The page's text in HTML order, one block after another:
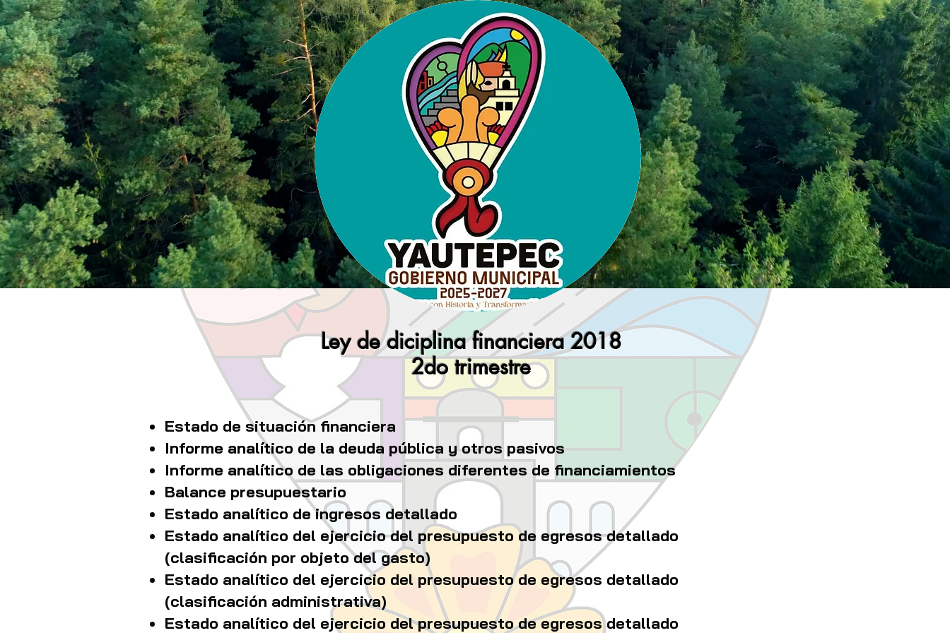
Ley de diciplina financiera 2018
2do trimestre
Estado de situación financiera
Informe analítico de la deuda pública y otros pasivos
Informe analítico de las obligaciones diferentes de financiamientos
Balance presupuestario
Estado analítico de ingresos detallado
Estado analítico del ejercicio del presupuesto de egresos detallado
(clasificación por objeto del gasto)
Estado analítico del ejercicio del presupuesto de egresos detallado
(clasificación administrativa)
Estado analítico del ejercicio del presupuesto de egresos detallado